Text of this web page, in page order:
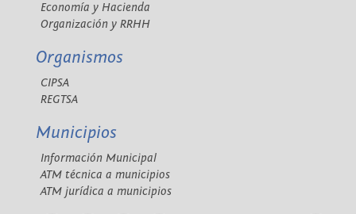
Economía y Hacienda
Organización y RRHH
Organismos
CIPSA
REGTSA
Municipios
Información Municipal
ATM técnica a municipios
ATM jurídica a municipios